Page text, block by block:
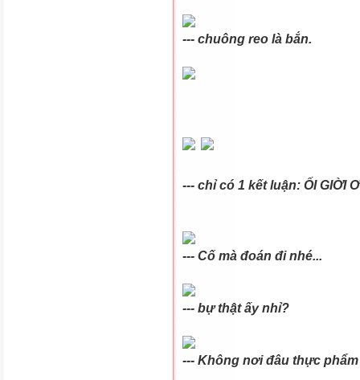
--- chuông reo là bắn.
--- chỉ có 1 kết luận: ỐI GIỜI
--- Cố mà đoán đi nhé...
--- bự thật ấy nhỉ?
--- Không nơi đâu thực